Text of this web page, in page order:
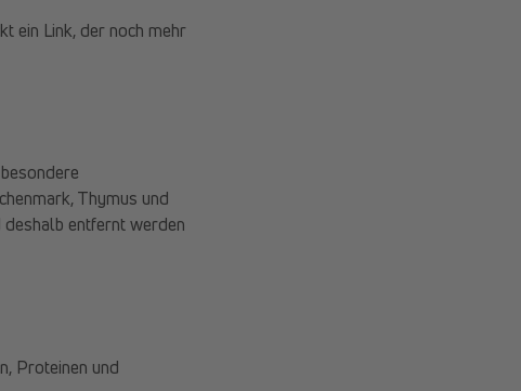
ein Link, der noch mehr
Thymus und
entfernt werden
Proteinen und